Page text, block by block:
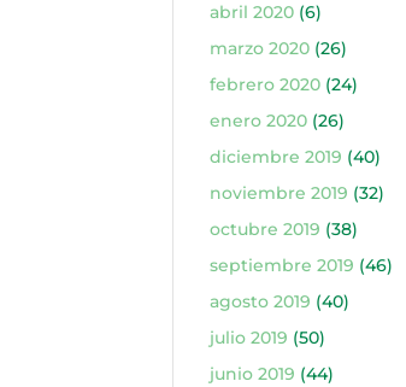
abril 2020(6)
marzo 2020(26)
febrero 2020(24)
enero 2020(26)
diciembre 2019 (40)
noviembre 2019 (32)
octubre 2019 (38)
septiembre 2019 (46)
agosto 2019 (40)
julio 2019 (50)
junio 2019 (44)